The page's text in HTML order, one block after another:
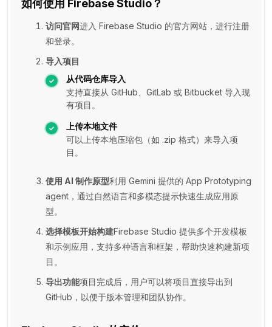
如何使用 Firebase Studio？
访问官网进入 Firebase Studio 的官方网站，进行注册
和登录。
导入项目
从代码仓库导入
支持直接从 GitHub、GitLab 或 Bitbucket 导入现
有项目。
上传本地文件
可以上传本地压缩包（如 .zip 格式）来导入项
目。
使用 AI 制作原型利用 Gemini 提供的 App Prototyping
agent，通过自然语言和多模态提示快速生成应用原
型。
选择模板开始构建Firebase Studio 提供多个开发模板
和示例应用，支持多种语言和框架，帮助快速构建新项
目。
导出功能项目完成后，用户可以将项目直接导出到
GitHub，以便于版本管理和团队协作。